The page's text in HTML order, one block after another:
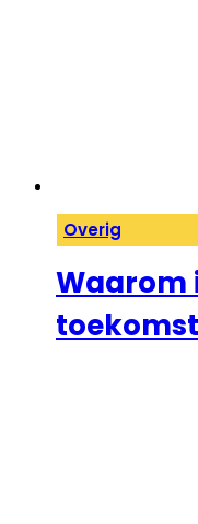
Overig
Waarom